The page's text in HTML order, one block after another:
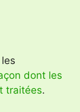
dont les
traitées.